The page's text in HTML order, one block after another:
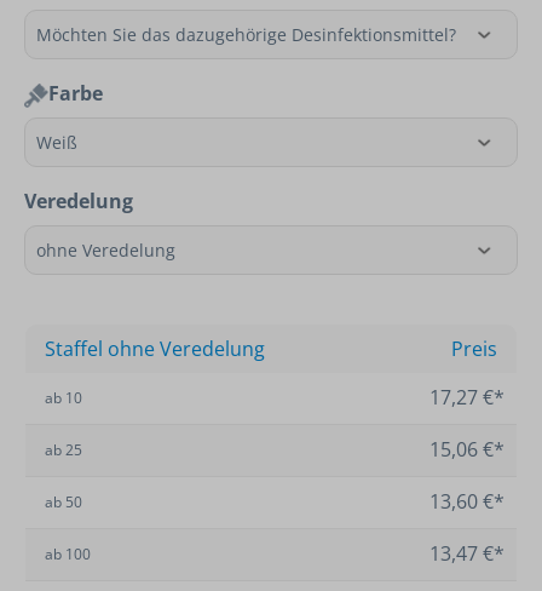
Farbe
Veredelung
Staffel ohne Veredelung Preis
ab 10 17,27 €*
ab25 15,06 €*
ab 50 13,60 €*
ab 100 13,47 €*